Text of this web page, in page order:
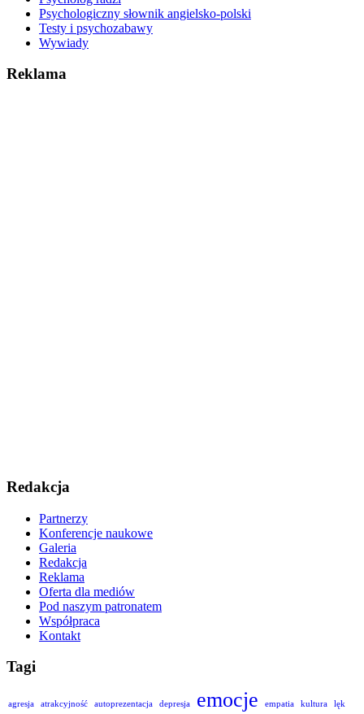
Psychologiczny słownik angielsko-polski
Testy i psychozabawy
Wywiady
Reklama
Redakcja
Partnerzy
Konferencje naukowe
Galeria
Redakcja
Reklama
Oferta dla mediów
Pod naszym patronatem
Współpraca
Kontakt
Tagi
agresja atrakcyjność autoprezentacja depresja emocje empatia kultura lęk